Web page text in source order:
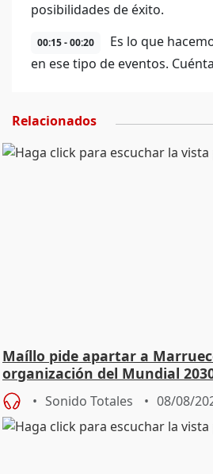
posibilidades de éxito.
00:15 - 00:20
Es lo que
en ese tipo de eventos.
Relacionados
Maíllo pide apartar a
organización del Mundial
Sonido Totales 08/08/